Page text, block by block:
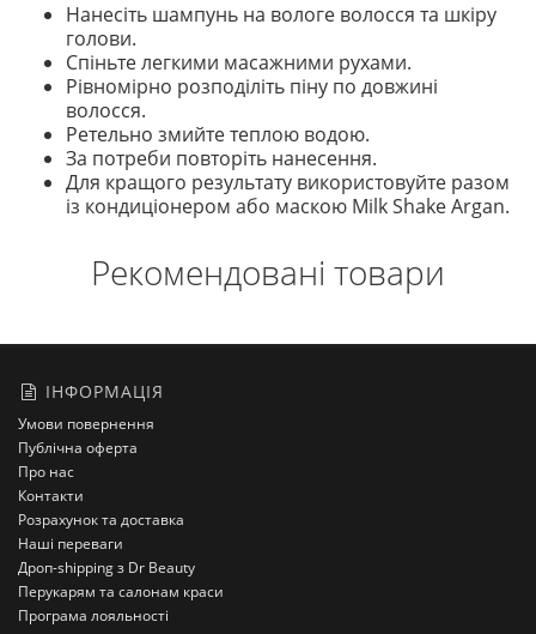
Нанесіть шампунь на вологе волосся та шкіру
голови.
Спіньте легкими масажними рухами.
Рівномірно розподіліть піну по довжині
волосся.
Ретельно змийте теплою водою.
За потреби повторіть нанесення.
Для кращого результату використовуйте разом
із кондиціонером або маскою Milk Shake Argan.
Рекомендовані товари
ІНФОРМАЦІЯ
Умови повернення
Публічна оферта
Про нас
Контакти
Розрахунок та доставка
Наші переваги
Дроп-shipping з Dr Beauty
Перукарям та салонам краси
Програма лояльності